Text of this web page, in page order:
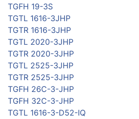
TGFH 19-3S
TGTL 1616-3JHP
TGTR 1616-3JHP
TGTL 2020-3JHP
TGTR 2020-3JHP
TGTL 2525-3JHP
TGTR 2525-3JHP
TGFH 26C-3-JHP
TGFH 32C-3-JHP
TGTL 1616-3-D52-IQ